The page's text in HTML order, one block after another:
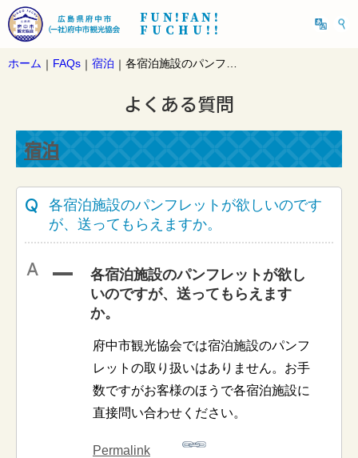
FUN!FAN!
FUCHU!!
ホーム ｜ FAQs ｜ 宿泊 ｜ 各宿泊施設のパンフレットが欲しいのですが、送ってもらえますか。
よくある質問
宿泊
各宿泊施設のパンフレットが欲しいのです
が、送ってもらえますか。
A
各宿泊施設のパンフレットが欲し
いのですが、送ってもらえます
か。
府中市観光協会では宿泊施設のパンフ
レットの取り扱いはありません。お手
数ですがお客様のほうで各宿泊施設に
直接問い合わせください。
Permalink